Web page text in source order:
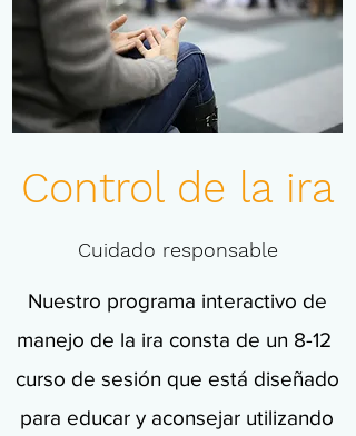
Control de la ira
Cuidado responsable
Nuestro programa interactivo de
manejo de la ira consta de un 8-12
curso de sesión que está diseñado
para educar y aconsejar utilizando